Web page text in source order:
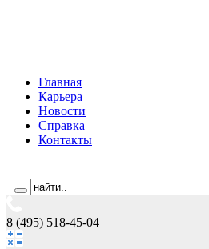
Главная
Карьера
Новости
Справка
Контакты
8 (495) 518-45-04